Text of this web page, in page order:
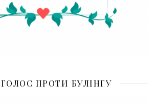
ПРОТИ БУЛІНГУ